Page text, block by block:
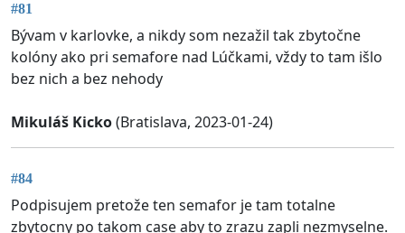
#81
Bývam v karlovke, a nikdy som nezažil tak zbytočne
kolóny ako pri semafore nad Lúčkami, vždy to tam išlo
bez nich a bez nehody
Mikuláš Kicko(Bratislava, 2023-01-24)
#84
Podpisujem pretože ten semafor je tam totalne
zbytocny po takom case aby to zrazu zapli nezmyselne.